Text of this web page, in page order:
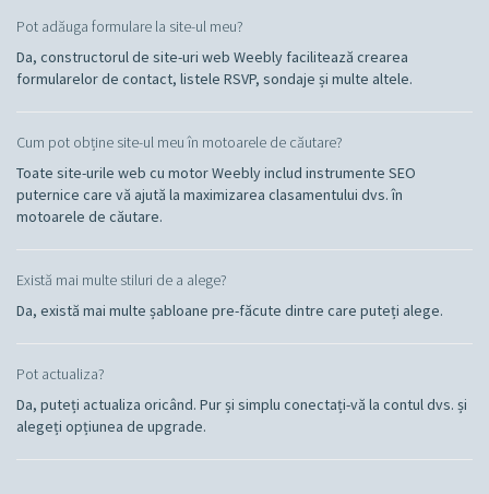
Pot adăuga formulare la site-ul meu?
Da, constructorul de site-uri web Weebly facilitează crearea
formularelor de contact, listele RSVP, sondaje și multe altele.
Cum pot obține site-ul meu în motoarele de căutare?
Toate site-urile web cu motor Weebly includ instrumente SEO
puternice care vă ajută la maximizarea clasamentului dvs. în
motoarele de căutare.
Există mai multe stiluri de a alege?
Da, există mai multe șabloane pre-făcute dintre care puteți alege.
Pot actualiza?
Da, puteți actualiza oricând. Pur și simplu conectați-vă la contul dvs. și
alegeți opțiunea de upgrade.